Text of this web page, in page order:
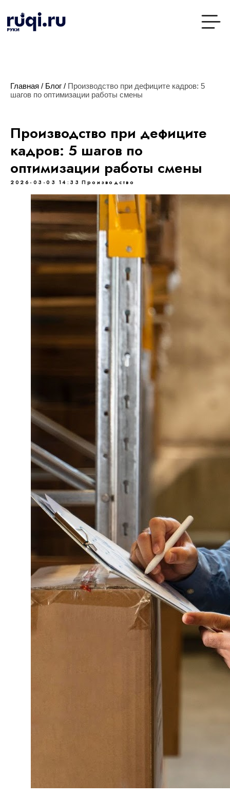
Главная / Блог / Производство при дефиците кадров: 5
шагов по оптимизации работы смены
Производство при дефиците
кадров: 5 шагов по
оптимизации работы смены
2026-03-03 14:33 Производство